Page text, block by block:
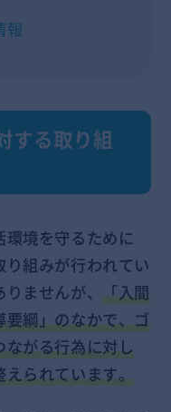
報
する取り組
境を守るために
り組みが行われてい
りませんが、「入間
綱」のなかで、ゴ
ながる行為に対し
えられています。